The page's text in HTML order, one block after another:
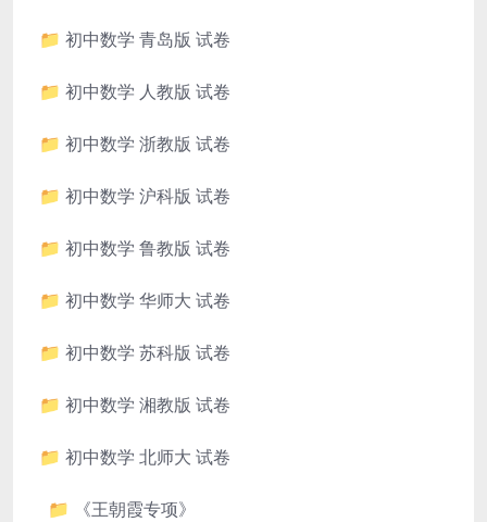
📁 初中数学 青岛版 试卷
📁 初中数学 人教版 试卷
📁 初中数学 浙教版 试卷
📁 初中数学 沪科版 试卷
📁 初中数学 鲁教版 试卷
📁 初中数学 华师大 试卷
📁 初中数学 苏科版 试卷
📁 初中数学 湘教版 试卷
📁 初中数学 北师大 试卷
📁 《王朝霞专项》